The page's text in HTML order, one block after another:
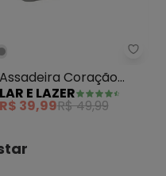
- Assadeira
Lar
Assadeira Coração
Prata N° 3
LAR E LAZER
R$ 39,99R$ 49,99